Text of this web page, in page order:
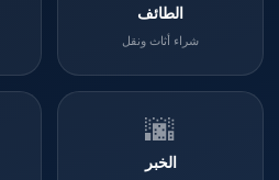
الطائف
شراء أثاث ونقل
🌆
الخبر